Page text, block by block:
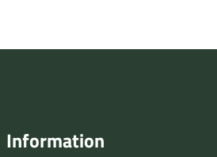
Information